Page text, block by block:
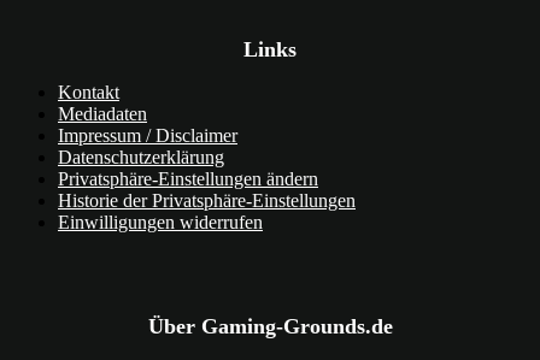
Links
Kontakt
Mediadaten
Impressum / Disclaimer
Datenschutzerklärung
Privatsphäre-Einstellungen ändern
Historie der Privatsphäre-Einstellungen
Einwilligungen widerrufen
Über Gaming-Grounds.de